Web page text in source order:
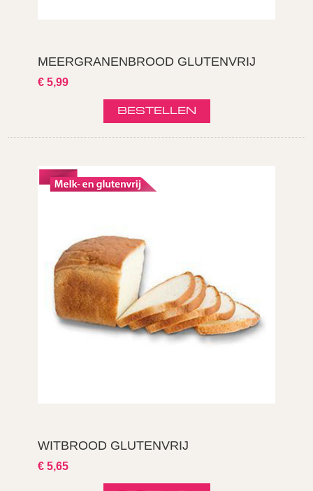
MEERGRANENBROOD GLUTENVRIJ
€ 5,99
WITBROOD GLUTENVRIJ
€ 5,65